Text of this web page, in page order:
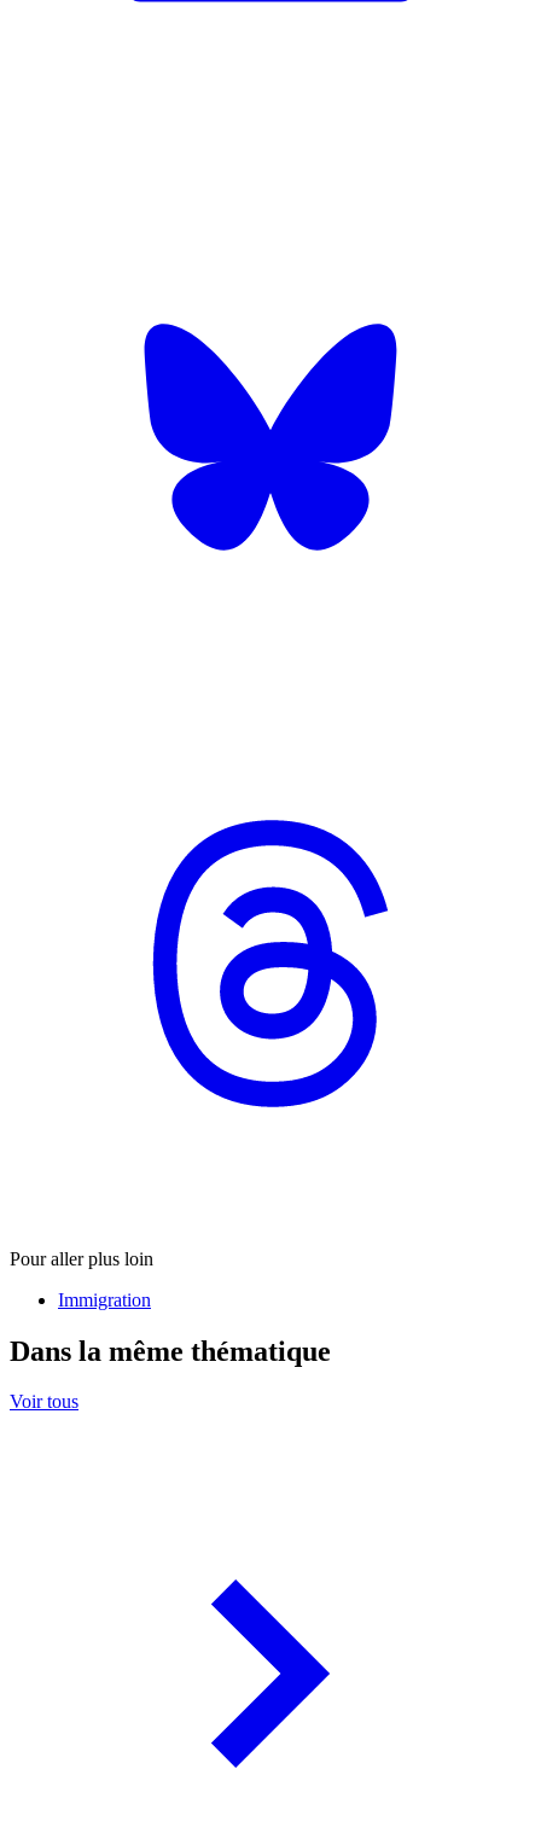
Pour aller plus loin
Immigration
Dans la même thématique
Voir tous